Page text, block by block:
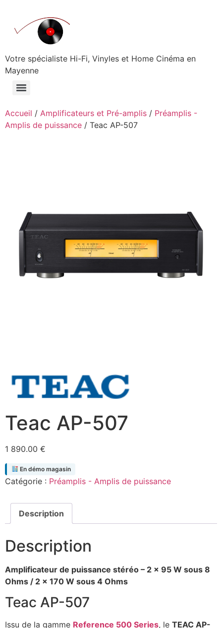
contenu
Votre spécialiste Hi-Fi, Vinyles et Home Cinéma en
Mayenne
Accueil / Amplificateurs et Pré-amplis / Préamplis -
Amplis de puissance / Teac AP-507
Teac AP-507
1 890.00 €
En démo magasin
Catégorie : Préamplis - Amplis de puissance
Description
Description
Amplificateur de puissance stéréo – 2 x 95 W sous 8
Ohms / 2 x 170 W sous 4 Ohms
Teac AP-507
Issu de la gamme Reference 500 Series, le TEAC AP-